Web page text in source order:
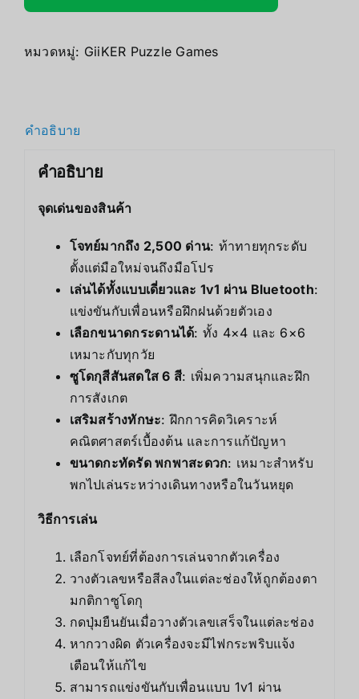
หมวดหมู่: GiiKER Puzzle Games
คำอธิบาย
คำอธิบาย
จุดเด่นของสินค้า
โจทย์มากถึง 2,500 ด่าน: ท้าทายทุกระดับ
ตั้งแต่มือใหม่จนถึงมือโปร
เล่นได้ทั้งแบบเดี่ยวและ 1v1 ผ่าน Bluetooth:
แข่งขันกับเพื่อนหรือฝึกฝนด้วยตัวเอง
เลือกขนาดกระดานได้: ทั้ง 4×4 และ 6×6
เหมาะกับทุกวัย
ซูโดกุสีสันสดใส 6 สี: เพิ่มความสนุกและฝึก
การสังเกต
เสริมสร้างทักษะ: ฝึกการคิดวิเคราะห์
คณิตศาสตร์เบื้องต้น และการแก้ปัญหา
ขนาดกะทัดรัด พกพาสะดวก: เหมาะสำหรับ
พกไปเล่นระหว่างเดินทางหรือในวันหยุด
วิธีการเล่น
เลือกโจทย์ที่ต้องการเล่นจากตัวเครื่อง
วางตัวเลขหรือสีลงในแต่ละช่องให้ถูกต้องตา
มกติกาซูโดกุ
กดปุ่มยืนยันเมื่อวางตัวเลขเสร็จในแต่ละช่อง
หากวางผิด ตัวเครื่องจะมีไฟกระพริบแจ้ง
เตือนให้แก้ไข
สามารถแข่งขันกับเพื่อนแบบ 1v1 ผ่าน